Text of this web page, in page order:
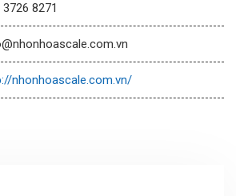
8271
nhonhoascale.com.vn/